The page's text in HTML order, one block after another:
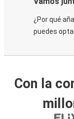
¿Por qué
puedes
Con la